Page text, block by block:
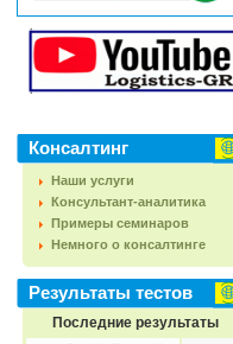
Консалтинг
Наши услуги
Консультант-аналитика
Примеры семинаров
Немного о консалтинге
Результаты тестов
Последние результаты